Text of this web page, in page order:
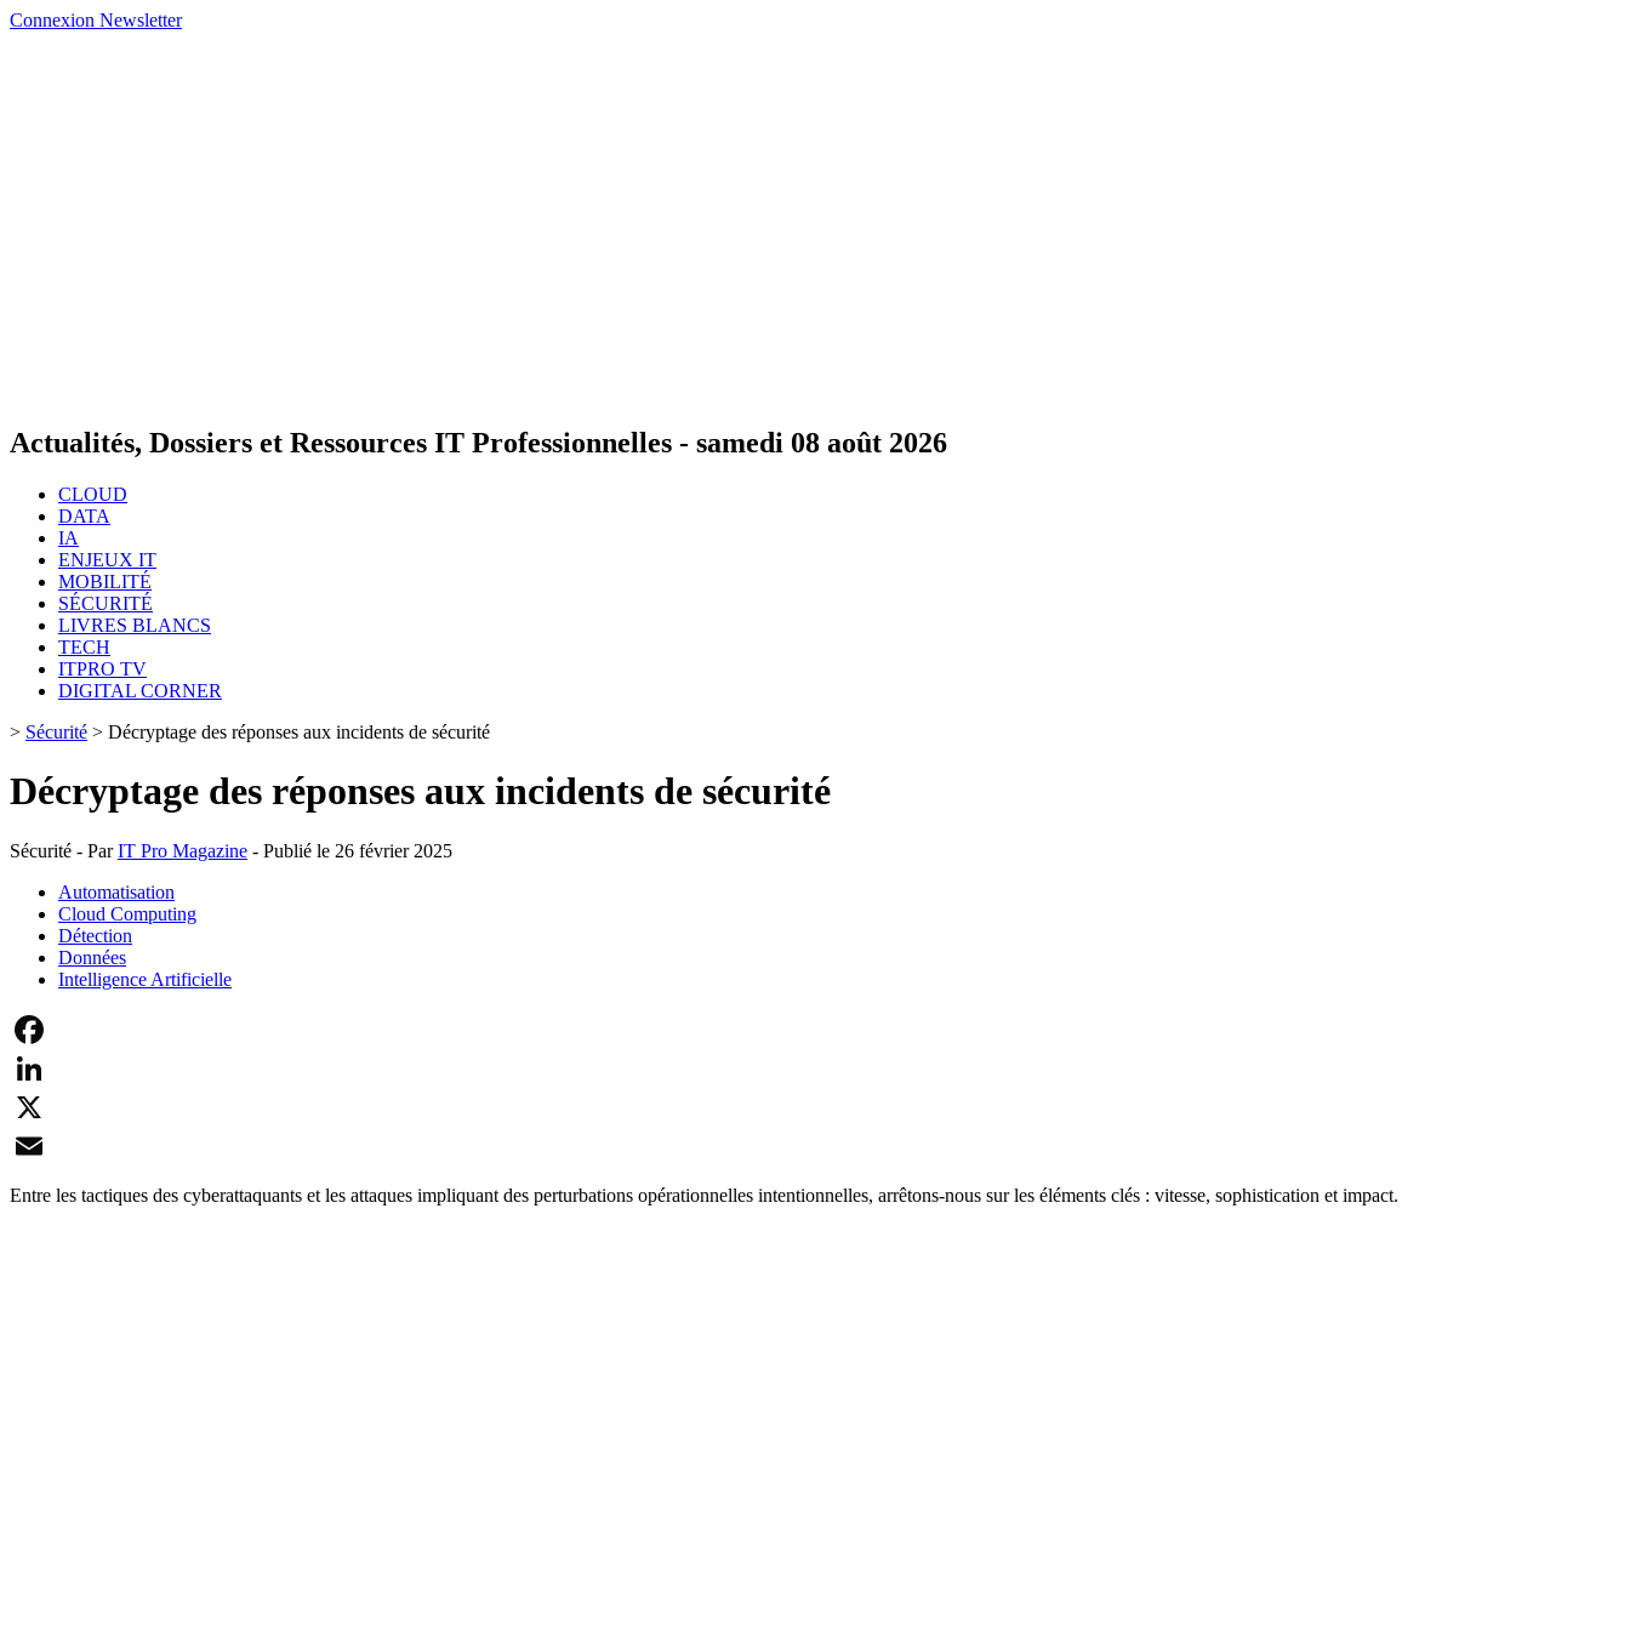
Connexion Newsletter
Actualités, Dossiers et Ressources IT Professionnelles - samedi 08 août 2026
CLOUD
DATA
IA
ENJEUX IT
MOBILITÉ
SÉCURITÉ
LIVRES BLANCS
TECH
ITPRO TV
DIGITAL CORNER
> Sécurité > Décryptage des réponses aux incidents de sécurité
Décryptage des réponses aux incidents de sécurité
Sécurité - ParIT Pro Magazine - Publié le 26 février 2025
Automatisation
Cloud Computing
Détection
Données
Intelligence Artificielle
Facebook
LinkedIn
X
Email
Entre les tactiques des cyberattaquants et les attaques impliquant des perturbations opérationnelles intentionnelles, arrêtons-nous sur les éléments clés : vitesse, sophistication et impact.